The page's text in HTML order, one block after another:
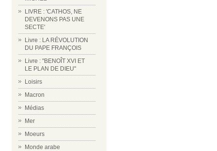
LIVRE : 'CATHOS, NE
DEVENONS PAS UNE
SECTE'
Livre : LA RÉVOLUTION
DU PAPE FRANÇOIS
Livre : "BENOÎT XVI ET
LE PLAN DE DIEU"
Loisirs
Macron
Médias
Mer
Moeurs
Monde arabe